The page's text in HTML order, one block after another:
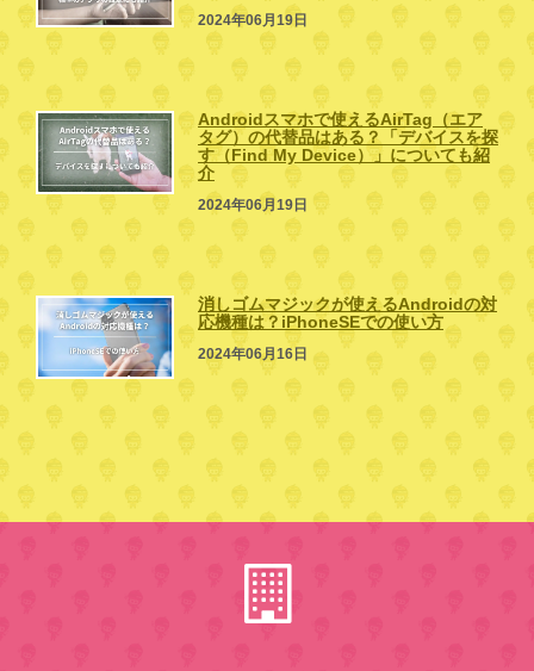
2024年06月19日
Androidスマホで使えるAirTag（エア
タグ）の代替品はある？「デバイスを探
す（Find My Device）」についても紹
介
2024年06月19日
消しゴムマジックが使えるAndroidの対
応機種は？iPhoneSEでの使い方
2024年06月16日